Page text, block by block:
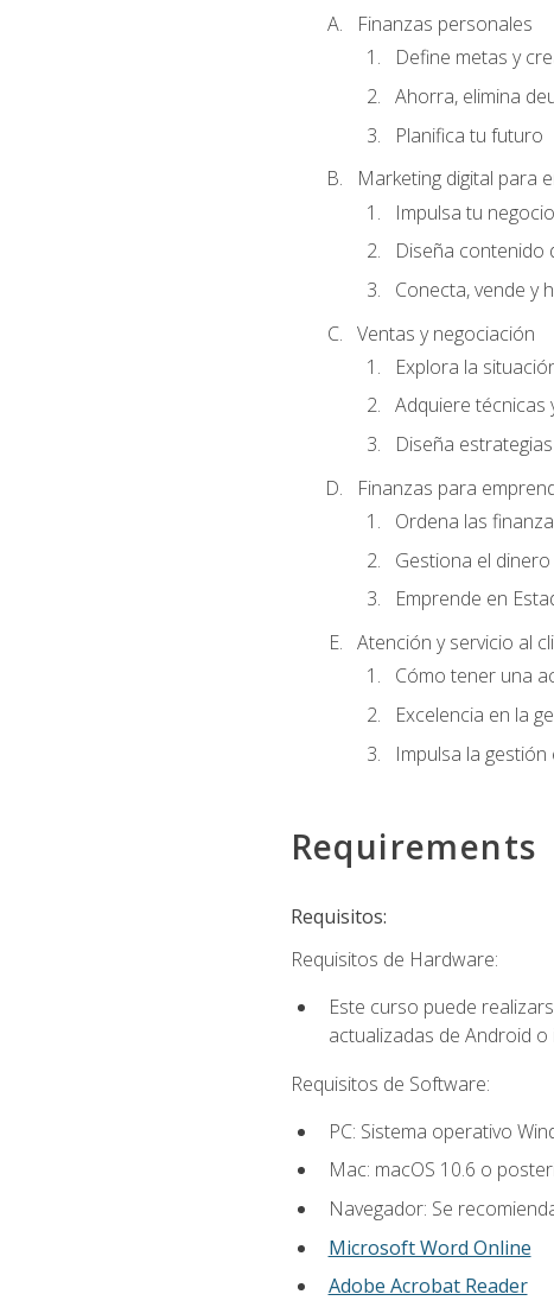
Finanzas personales
Define metas y
Ahorra, elimina
Planifica tu futuro
Marketing digital para
Impulsa tu
Diseña contenido
Conecta, vende y
Ventas y negociación
Explora la
Adquiere técnicas
Diseña
Finanzas para
Ordena las
Gestiona el
Emprende en
Atención y servicio al
Cómo tener una
Excelencia en la
Impulsa la
Requirements
Requisitos:
Requisitos de Hardware:
Este curso puede
actualizadas de Android o
Requisitos de Software:
PC: Sistema operativo
Mac: macOS 10.6 o
Navegador: Se
Microsoft Word Online
Adobe Acrobat Reader